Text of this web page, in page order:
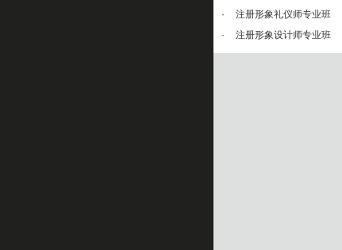
·
注册形象礼仪师专业班
·
注册形象设计师专业班